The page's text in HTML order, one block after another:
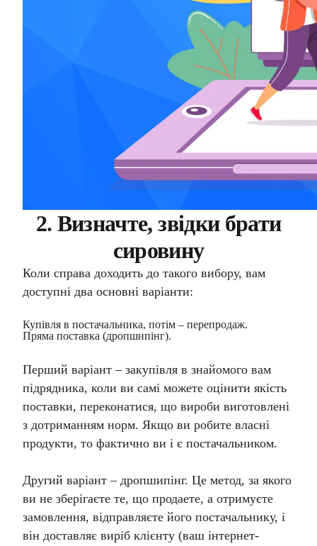
2. Визначте, звідки брати
сировину
Коли справа доходить до такого вибору, вам
доступні два основні варіанти:
Купівля в постачальника, потім – перепродаж.
Пряма поставка (дропшипінг).
Перший варіант – закупівля в знайомого вам
підрядника, коли ви самі можете оцінити якість
поставки, переконатися, що вироби виготовлені
з дотриманням норм. Якщо ви робите власні
продукти, то фактично ви і є постачальником.
Другий варіант – дропшипінг. Це метод, за якого
ви не зберігаєте те, що продаете, а отримуєте
замовлення, відправляєте його постачальнику, і
він доставляє виріб клієнту (ваш інтернет-